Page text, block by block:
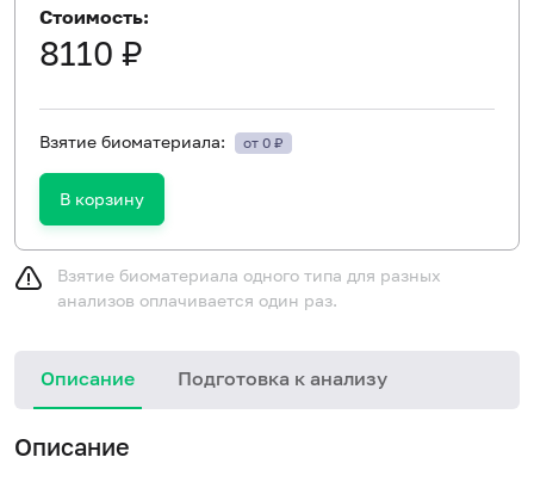
Стоимость:
8110 ₽
Взятие биоматериала: от 0 ₽
В корзину
Взятие биоматериала одного типа для разных
анализов оплачивается один раз.
Описание Подготовка к анализу
Описание